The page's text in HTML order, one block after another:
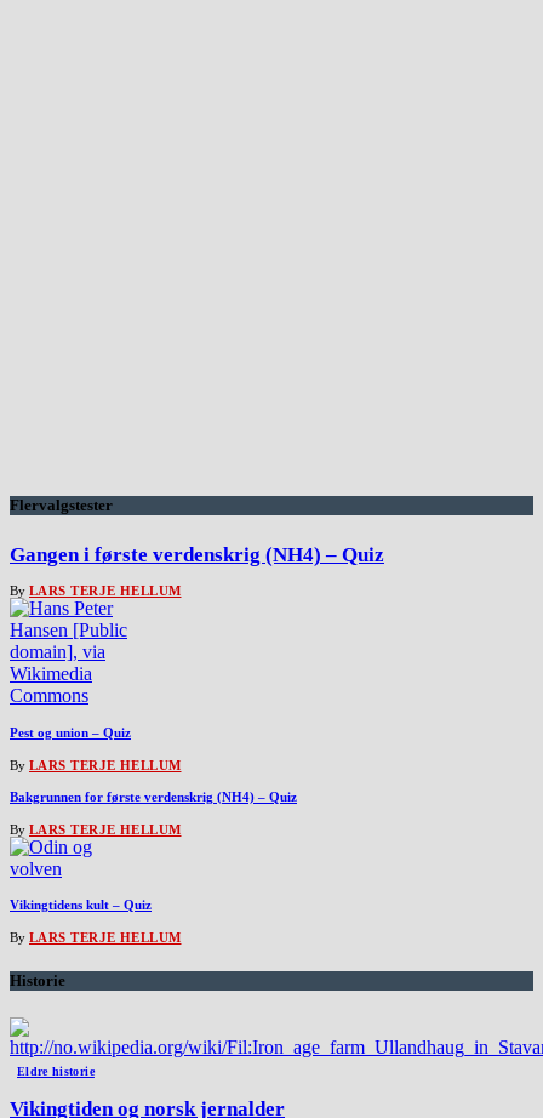
Flervalgstester
Gangen i første verdenskrig (NH4) – Quiz
By LARS TERJE HELLUM
Pest og union – Quiz
By LARS TERJE HELLUM
Bakgrunnen for første verdenskrig (NH4) – Quiz
By LARS TERJE HELLUM
Vikingtidens kult – Quiz
By LARS TERJE HELLUM
Historie
Eldre historie
Vikingtiden og norsk jernalder